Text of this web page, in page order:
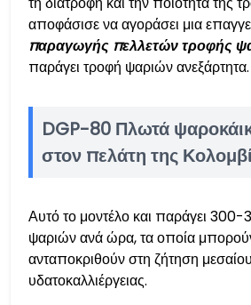
αποφάσισε να αγοράσει μια
παραγωγής πελλετών τροφής
παράγει τροφή ψαριών ανεξάρτητα.
DGP-80 Πλωτά
στον πελάτη της
Αυτό το μοντέλο και παράγει 300-
ψαριών ανά ώρα, τα οποία
ανταποκριθούν στη ζήτηση
υδατοκαλλιέργειας.